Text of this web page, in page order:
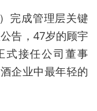
完成管理层关键
告，47岁的顾宇
式接任公司董事
企业中最年轻的